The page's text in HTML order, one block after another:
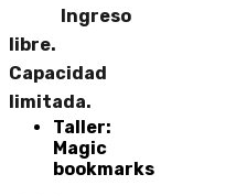
Ingreso
libre.
Capacidad
limitada.
Taller:
Magic
bookmarks